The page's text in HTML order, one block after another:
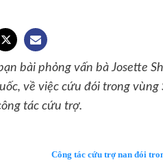
bài phỏng vấn bà Josette
về việc cứu đói trong
tác cứu trợ.
Công tác cứu trợ nan đói